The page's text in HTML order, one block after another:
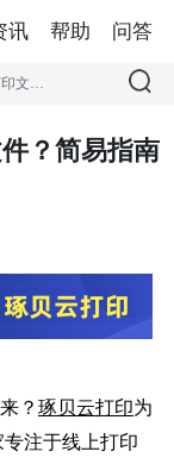
？简易指南
？ 琢贝云打印为
注于线上打印
讯 帮助 问答